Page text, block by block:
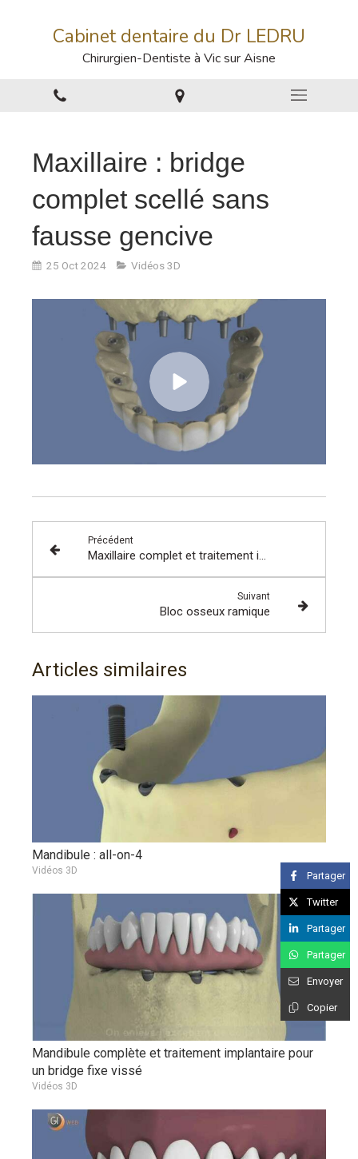
Cabinet dentaire du Dr LEDRU
Chirurgien-Dentiste à Vic sur Aisne
Maxillaire : bridge
complet scellé sans
fausse gencive
25 Oct 2024 Vidéos 3D
Précédent
Maxillaire complet et traitement implantaire pour un bridge fixe scellé
Suivant
Bloc osseux ramique
Articles similaires
Mandibule : all-on-4
Vidéos 3D
Mandibule complète et traitement implantaire pour
un bridge fixe vissé
Vidéos 3D
Partager
Twitter
Partager
Partager
Envoyer
Copier